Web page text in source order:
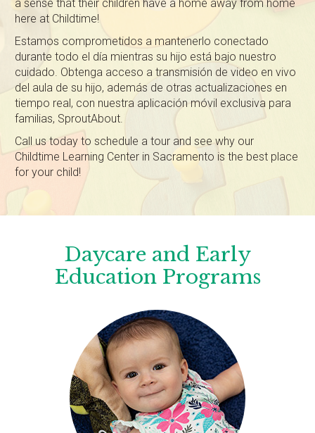
a sense that their children have a home away from home
here at Childtime!
Estamos comprometidos a mantenerlo conectado
durante todo el día mientras su hijo está bajo nuestro
cuidado. Obtenga acceso a transmisión de video en vivo
del aula de su hijo, además de otras actualizaciones en
tiempo real, con nuestra aplicación móvil exclusiva para
familias, SproutAbout.
Call us today to schedule a tour and see why our
Childtime Learning Center in Sacramento is the best place
for your child!
Daycare and Early
Education Programs